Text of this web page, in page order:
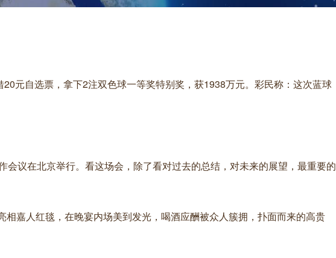
元自选票，拿下2注双色球一等奖特别奖，获1938万元。彩民称：这次蓝球
议在北京举行。看这场会，除了看对过去的总结，对未来的展望，最重要的
嘉人红毯，在晚宴内场美到发光，喝酒应酬被众人簇拥，扑面而来的高贵